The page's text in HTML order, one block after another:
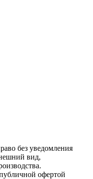
без уведомления
вид,
офертой